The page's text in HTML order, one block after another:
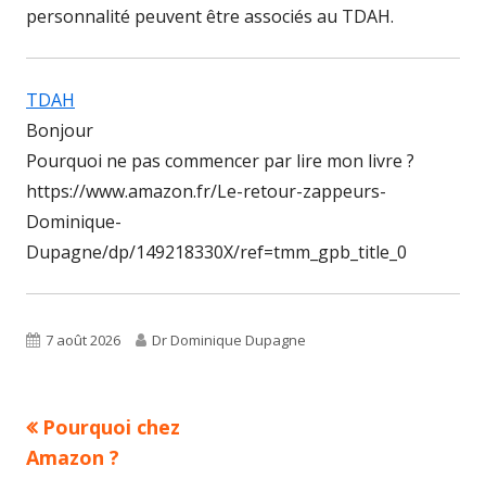
personnalité peuvent être associés au TDAH.
TDAH
Bonjour
Pourquoi ne pas commencer par lire mon livre ?
https://www.amazon.fr/Le-retour-zappeurs-
Dominique-
Dupagne/dp/149218330X/ref=tmm_gpb_title_0
Published
7 août 2026 Author
Dr Dominique Dupagne
Navigation
Previous
article:
Pourquoi chez
Amazon ?